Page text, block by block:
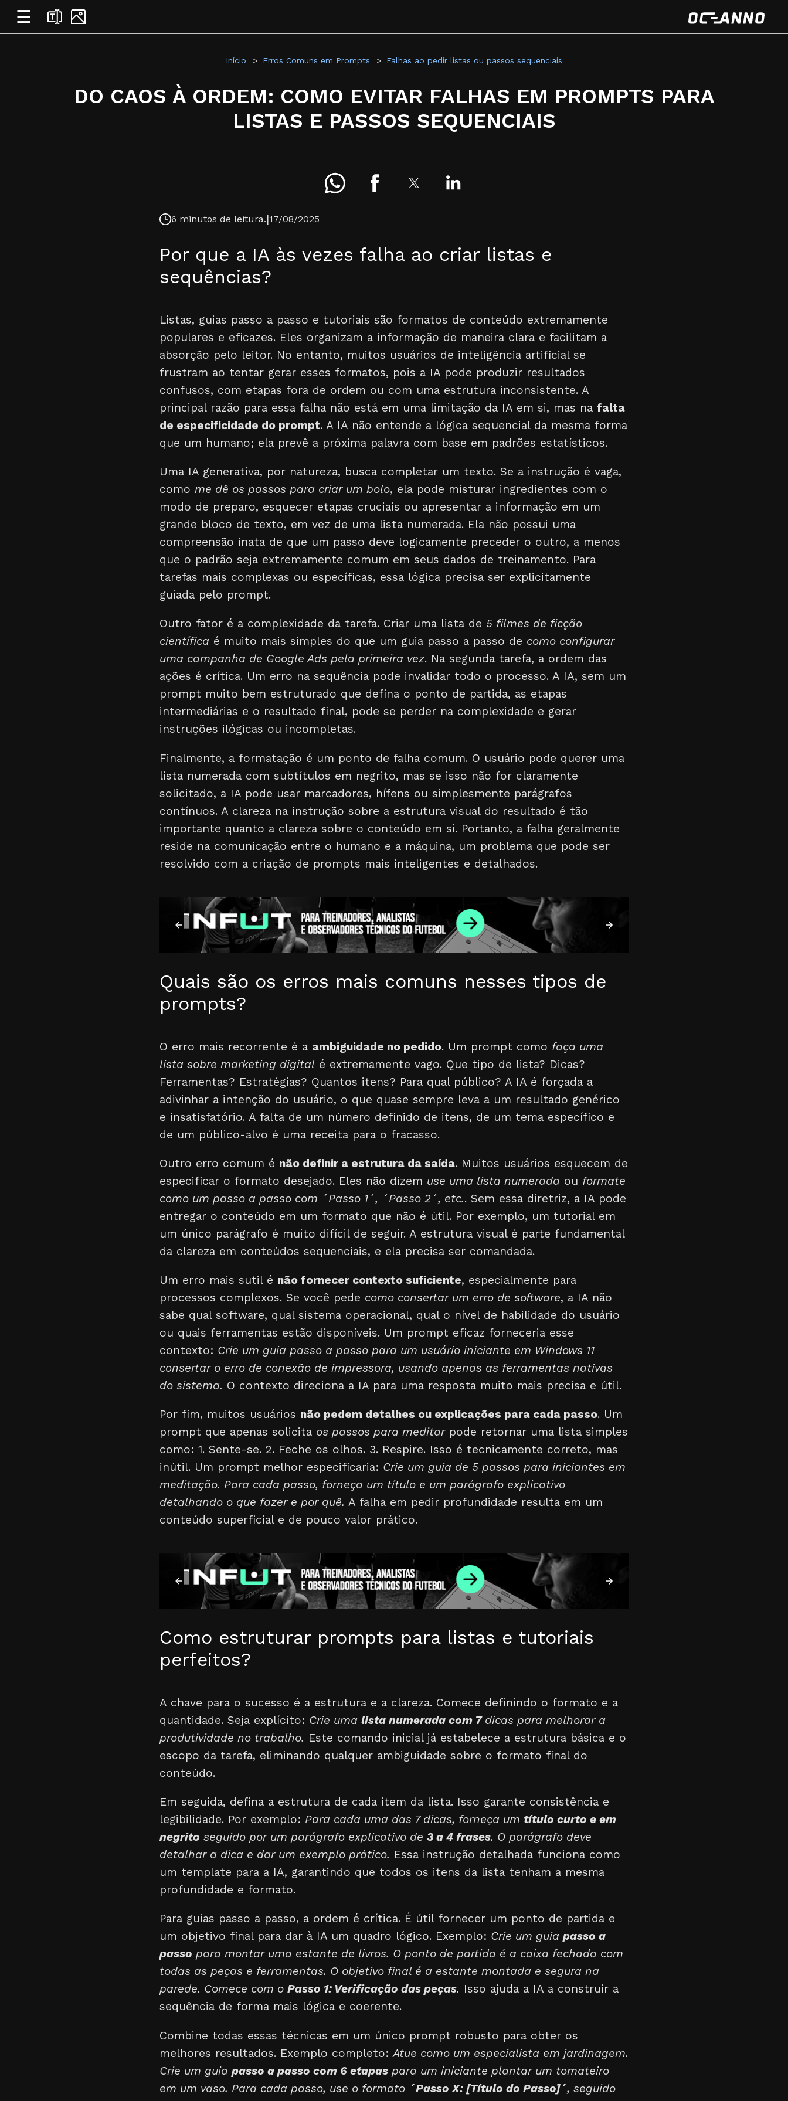
☰
Início Erros Comuns em Prompts Falhas ao pedir listas ou passos sequenciais
DO CAOS À ORDEM: COMO EVITAR FALHAS EM PROMPTS PARA
LISTAS E PASSOS SEQUENCIAIS
6 minutos de leitura.|17/08/2025
Por que a IA às vezes falha ao criar listas e
sequências?
Listas, guias passo a passo e tutoriais são formatos de conteúdo extremamente
populares e eficazes. Eles organizam a informação de maneira clara e facilitam a
absorção pelo leitor. No entanto, muitos usuários de inteligência artificial se
frustram ao tentar gerar esses formatos, pois a IA pode produzir resultados
confusos, com etapas fora de ordem ou com uma estrutura inconsistente. A
principal razão para essa falha não está em uma limitação da IA em si, mas na falta
de especificidade do prompt. A IA não entende a lógica sequencial da mesma forma
que um humano; ela prevê a próxima palavra com base em padrões estatísticos.
Uma IA generativa, por natureza, busca completar um texto. Se a instrução é vaga,
como me dê os passos para criar um bolo, ela pode misturar ingredientes com o
modo de preparo, esquecer etapas cruciais ou apresentar a informação em um
grande bloco de texto, em vez de uma lista numerada. Ela não possui uma
compreensão inata de que um passo deve logicamente preceder o outro, a menos
que o padrão seja extremamente comum em seus dados de treinamento. Para
tarefas mais complexas ou específicas, essa lógica precisa ser explicitamente
guiada pelo prompt.
Outro fator é a complexidade da tarefa. Criar uma lista de 5 filmes de ficção
científica é muito mais simples do que um guia passo a passo de como configurar
uma campanha de Google Ads pela primeira vez. Na segunda tarefa, a ordem das
ações é crítica. Um erro na sequência pode invalidar todo o processo. A IA, sem um
prompt muito bem estruturado que defina o ponto de partida, as etapas
intermediárias e o resultado final, pode se perder na complexidade e gerar
instruções ilógicas ou incompletas.
Finalmente, a formatação é um ponto de falha comum. O usuário pode querer uma
lista numerada com subtítulos em negrito, mas se isso não for claramente
solicitado, a IA pode usar marcadores, hífens ou simplesmente parágrafos
contínuos. A clareza na instrução sobre a estrutura visual do resultado é tão
importante quanto a clareza sobre o conteúdo em si. Portanto, a falha geralmente
reside na comunicação entre o humano e a máquina, um problema que pode ser
resolvido com a criação de prompts mais inteligentes e detalhados.
Quais são os erros mais comuns nesses tipos de
prompts?
O erro mais recorrente é a ambiguidade no pedido. Um prompt como faça uma
lista sobre marketing digital é extremamente vago. Que tipo de lista? Dicas?
Ferramentas? Estratégias? Quantos itens? Para qual público? A IA é forçada a
adivinhar a intenção do usuário, o que quase sempre leva a um resultado genérico
e insatisfatório. A falta de um número definido de itens, de um tema específico e
de um público-alvo é uma receita para o fracasso.
Outro erro comum é não definir a estrutura da saída. Muitos usuários esquecem de
especificar o formato desejado. Eles não dizem use uma lista numerada ou formate
como um passo a passo com ´Passo 1´, ´Passo 2´, etc.. Sem essa diretriz, a IA pode
entregar o conteúdo em um formato que não é útil. Por exemplo, um tutorial em
um único parágrafo é muito difícil de seguir. A estrutura visual é parte fundamental
da clareza em conteúdos sequenciais, e ela precisa ser comandada.
Um erro mais sutil é não fornecer contexto suficiente, especialmente para
processos complexos. Se você pede como consertar um erro de software, a IA não
sabe qual software, qual sistema operacional, qual o nível de habilidade do usuário
ou quais ferramentas estão disponíveis. Um prompt eficaz forneceria esse
contexto: Crie um guia passo a passo para um usuário iniciante em Windows 11
consertar o erro de conexão de impressora, usando apenas as ferramentas nativas
do sistema. O contexto direciona a IA para uma resposta muito mais precisa e útil.
Por fim, muitos usuários não pedem detalhes ou explicações para cada passo. Um
prompt que apenas solicita os passos para meditarpode retornar uma lista simples
como: 1. Sente-se. 2. Feche os olhos. 3. Respire. Isso é tecnicamente correto, mas
inútil. Um prompt melhor especificaria: Crie um guia de 5 passos para iniciantes em
meditação. Para cada passo, forneça um título e um parágrafo explicativo
detalhando o que fazer e por quê. A falha em pedir profundidade resulta em um
conteúdo superficial e de pouco valor prático.
Como estruturar prompts para listas e tutoriais
perfeitos?
A chave para o sucesso é a estrutura e a clareza. Comece definindo o formato e a
quantidade. Seja explícito: Crie uma lista numerada com 7dicas para melhorar a
produtividade no trabalho. Este comando inicial já estabelece a estrutura básica e o
escopo da tarefa, eliminando qualquer ambiguidade sobre o formato final do
conteúdo.
Em seguida, defina a estrutura de cada item da lista. Isso garante consistência e
legibilidade. Por exemplo: Para cada uma das 7 dicas, forneça um título curto e em
negrito seguido por um parágrafo explicativo de 3 a 4 frases. O parágrafo deve
detalhar a dica e dar um exemplo prático. Essa instrução detalhada funciona como
um template para a IA, garantindo que todos os itens da lista tenham a mesma
profundidade e formato.
Para guias passo a passo, a ordem é crítica. É útil fornecer um ponto de partida e
um objetivo final para dar à IA um quadro lógico. Exemplo: Crie um guia passo a
passo para montar uma estante de livros. O ponto de partida é a caixa fechada com
todas as peças e ferramentas. O objetivo final é a estante montada e segura na
parede. Comece com o Passo 1: Verificação das peças. Isso ajuda a IA a construir a
sequência de forma mais lógica e coerente.
Combine todas essas técnicas em um único prompt robusto para obter os
melhores resultados. Exemplo completo: Atue como um especialista em jardinagem.
Crie um guia passo a passo com 6 etapas para um iniciante plantar um tomateiro
em um vaso. Para cada passo, use o formato ´Passo X: [Título do Passo]´, seguido